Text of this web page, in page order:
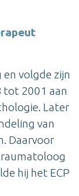
en volgde zijn
tot 2001 aan
Later
van
Daarvoor
hij het ECP